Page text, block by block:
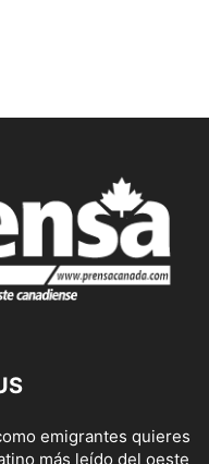
emigrantes quieres
más leído del oeste